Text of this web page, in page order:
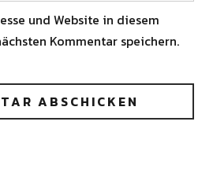
und Website in diesem
Kommentar speichern.